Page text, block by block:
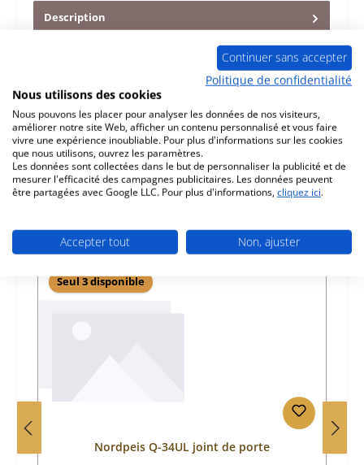
Description
insert Nordpeis Q-34UL Nordpeis Q-34UL revêtement de
Caractéristiques
Informations sur la sécurité du produit
Ignorer la galerie de produits
Prod. similaires
Seul 3 disponible
Nordpeis Q-34UL joint de porte
Continuer sans accepter
Politique de confidentialité
Nous utilisons des cookies
Nous pouvons les placer pour analyser les données de nos visiteurs,
améliorer notre site Web, afficher un contenu personnalisé et vous faire
vivre une expérience inoubliable. Pour plus d'informations sur les cookies
que nous utilisons, ouvrez les paramètres.
Les données sont collectées dans le but de personnaliser la publicité et de
mesurer l'efficacité des campagnes publicitaires. Les données peuvent
être partagées avec Google LLC. Pour plus d'informations, cliquez ici.
Accepter tout Non, ajuster